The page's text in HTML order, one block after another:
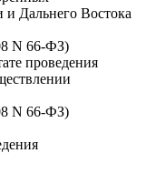
Дальнего Востока
N 66-ФЗ)
проведения
N 66-ФЗ)